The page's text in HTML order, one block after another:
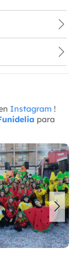
Instagram !
para